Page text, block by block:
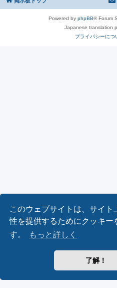
このウェブサイトは、サイト
性を提供するためにクッキー
す。
もっと詳しく
了解！
Powered by phpBB® Forum
Japanese translation
プライバシーにつ